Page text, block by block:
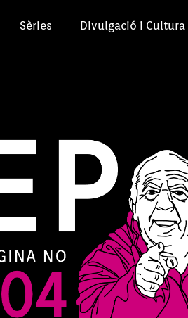
Sèries Divulgació i Cultura